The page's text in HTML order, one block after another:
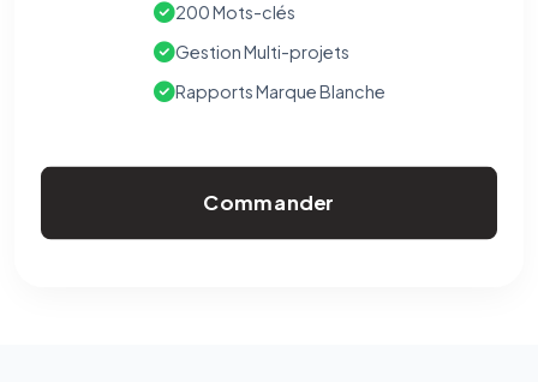
200 Mots-clés
Gestion Multi-projets
Rapports Marque Blanche
Commander